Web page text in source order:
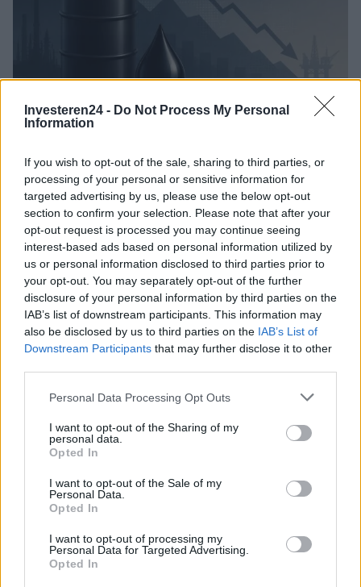
Investeren24 - Do Not Process My Personal
Information
If you wish to opt-out of the sale, sharing to third parties, or
processing of your personal or sensitive information for
targeted advertising by us, please use the below opt-out
section to confirm your selection. Please note that after your
opt-out request is processed you may continue seeing
interest-based ads based on personal information utilized by
us or personal information disclosed to third parties prior to
your opt-out. You may separately opt-out of the further
disclosure of your personal information by third parties on the
IAB’s list of downstream participants. This information may
also be disclosed by us to third parties on the IAB’s List of
Downstream Participants that may further disclose it to other
Please note that this website/app uses one or more Google
not limited to your visit or usage behaviour. You may click to
grant or deny consent to Google and its third-party tags to
use your data for below specified purposes in below Google
consent section.
Personal Data Processing Opt Outs
I want to opt-out of the Sharing of my
personal data.
Opted In
I want to opt-out of the Sale of my
Personal Data.
Opted In
I want to opt-out of processing my
Personal Data for Targeted Advertising.
Opted In
Sanne De Vries · 7 aug 2026
NEWS
Brentolie daalt naar 88.9 dollar: grondstoffen onder druk
Sanne De Vries · 6 aug 2026